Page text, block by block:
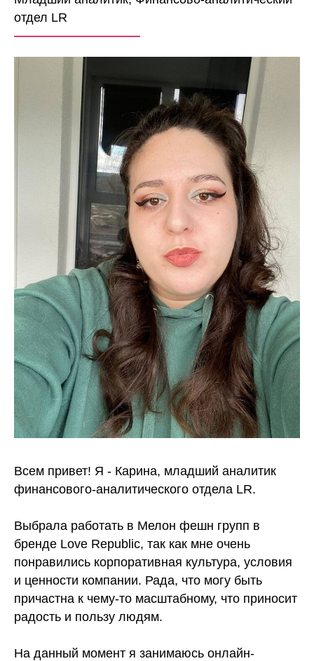
отдел LR
——————————
Всем привет! Я - Карина, младший аналитик
финансового-аналитического отдела LR.
Выбрала работать в Мелон фешн групп в
бренде Love Republic, так как мне очень
понравились корпоративная культура, условия
и ценности компании. Рада, что могу быть
причастна к чему-то масштабному, что приносит
радость и пользу людям.
На данный момент я занимаюсь онлайн-